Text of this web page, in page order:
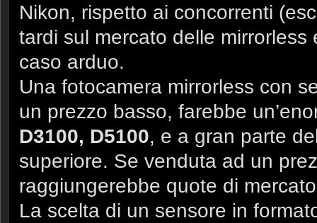
Nikon, rispetto ai concorrenti
tardi sul mercato delle
caso arduo.
Una fotocamera mirrorless con
un prezzo basso, farebbe
D3100, D5100, e a gran parte
superiore. Se venduta ad un
raggiungerebbe quote di
La scelta di un sensore in